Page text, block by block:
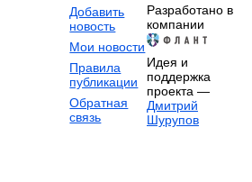
Добавить
новость
Мои новости
Правила
публикации
Обратная
связь
Разработано в
компании
Идея и
поддержка
проекта —
Дмитрий
Шурупов